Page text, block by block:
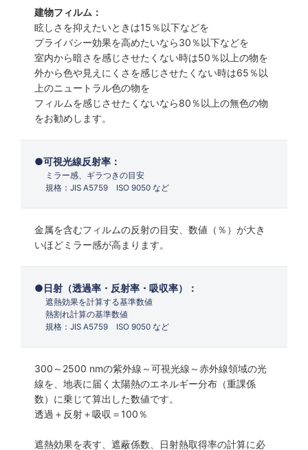
建物フィルム：
眩しさを抑えたいときは15％以下などを
プライバシー効果を高めたいなら30％以下などを
室内から暗さを感じさせたくない時は50％以上の物を
外から色や見えにくさを感じさせたくない時は65％以
上のニュートラル色の物を
フィルムを感じさせたくないなら80％以上の無色の物
をお勧めします。
可視光線反射率：
ミラー感、ギラつきの目安
規格：JIS A5759 ISO 9050 など
金属を含むフィルムの反射の目安、数値（％）が大き
いほどミラー感が高まります。
日射（透過率・反射率・吸収率）：
遮熱効果を計算する基準数値
熱割れ計算の基準数値
規格：JIS A5759 ISO 9050 など
300～2500 nmの紫外線～可視光線～赤外線領域の光
線を、地表に届く太陽熱のエネルギー分布（重課係
数）に乗じて算出した数値です。
透過＋反射＋吸収＝100％
遮熱効果を表す、遮蔽係数、日射熱取得率の計算に必